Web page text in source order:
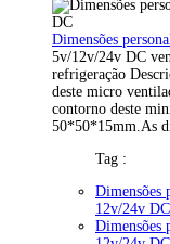
Dimensões
5v/12v/24v DC
refrigeração
deste micro
contorno deste
50*50*15mm.As
Tag :
Dimensões
12v/24v DC
Dimensões